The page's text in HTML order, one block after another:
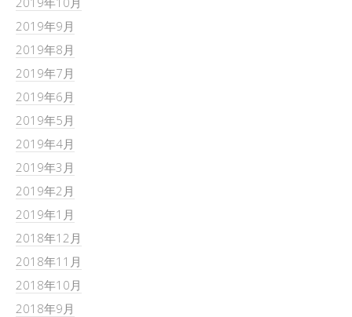
2019年9月
2019年8月
2019年7月
2019年6月
2019年5月
2019年4月
2019年3月
2019年2月
2019年1月
2018年12月
2018年11月
2018年10月
2018年9月